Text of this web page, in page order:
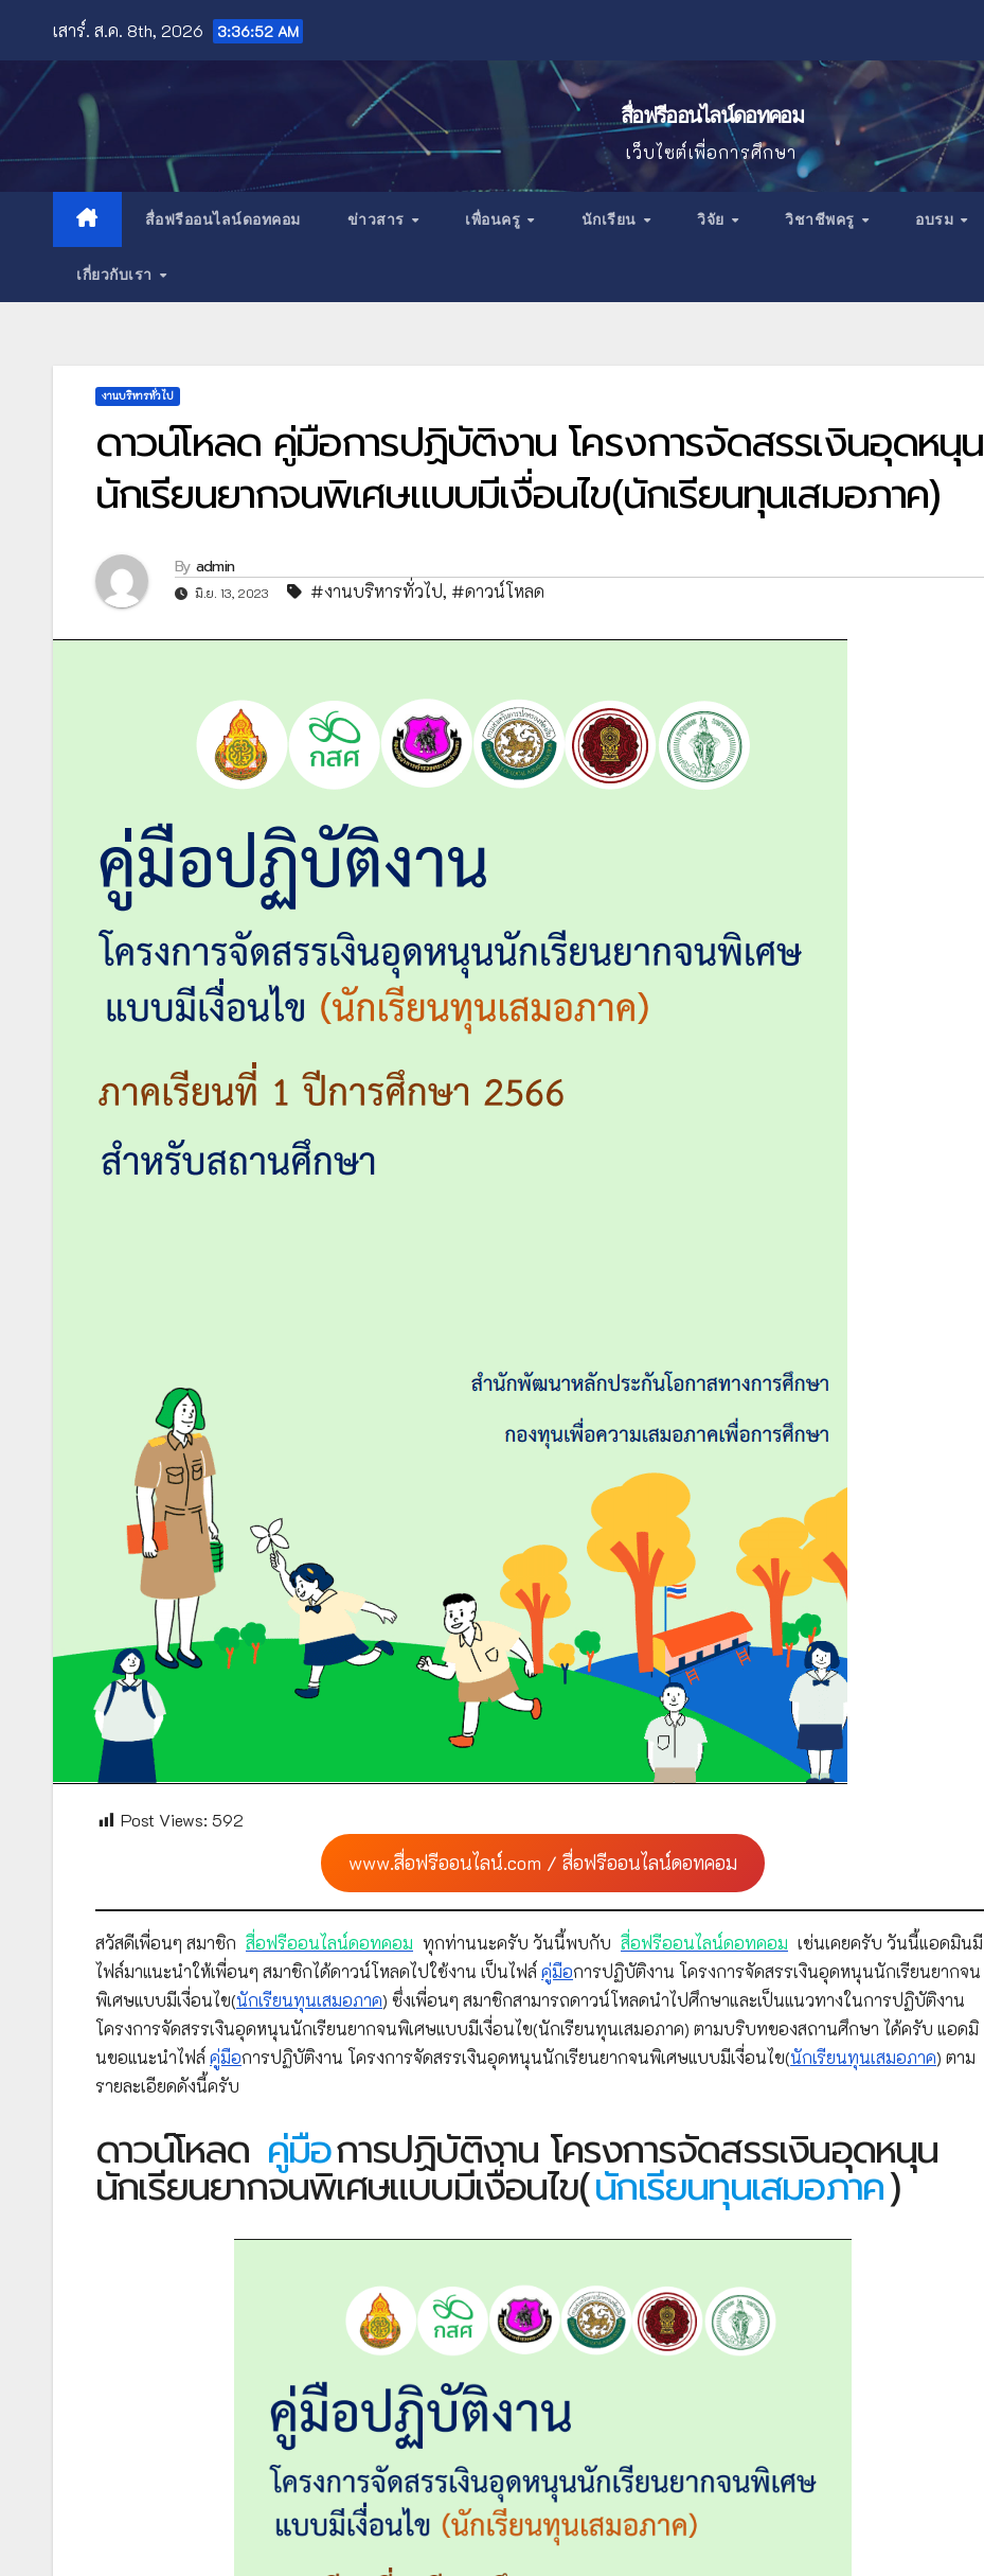
content
เสาร์. ส.ค. 8th, 2026 3:36:54 AM
สื่อฟรีออนไลน์ดอทคอม
เว็บไซต์เพื่อการศึกษา
สื่อฟรีออนไลน์ดอทคอม ข่าวสาร เพื่อนครู นักเรียน วิจัย วิชาชีพครู อบรม
เกี่ยวกับเรา
งานบริหารทั่วไป
ดาวน์โหลด คู่มือการปฏิบัติงาน โครงการจัดสรรเงินอุดหนุน
นักเรียนยากจนพิเศษแบบมีเงื่อนไข(นักเรียนทุนเสมอภาค)
By admin
มิ.ย. 13, 2023 #งานบริหารทั่วไป, #ดาวน์โหลด
Post Views: 592
www.สื่อฟรีออนไลน์.com / สื่อฟรีออนไลน์ดอทคอม
สวัสดีเพื่อนๆ สมาชิก สื่อฟรีออนไลน์ดอทคอม ทุกท่านนะครับ วันนี้พบกับ สื่อฟรีออนไลน์ดอทคอม เช่นเคยครับ วันนี้แอดมินมี
ไฟล์มาแนะนำให้เพื่อนๆ สมาชิกได้ดาวน์โหลดไปใช้งาน เป็นไฟล์ คู่มือการปฏิบัติงาน โครงการจัดสรรเงินอุดหนุนนักเรียนยากจน
พิเศษแบบมีเงื่อนไข(นักเรียนทุนเสมอภาค) ซึ่งเพื่อนๆ สมาชิกสามารถดาวน์โหลดนำไปศึกษาและเป็นแนวทางในการปฏิบัติงาน
โครงการจัดสรรเงินอุดหนุนนักเรียนยากจนพิเศษแบบมีเงื่อนไข(นักเรียนทุนเสมอภาค) ตามบริบทของสถานศึกษา ได้ครับ แอดมิ
นขอแนะนำไฟล์ คู่มือการปฏิบัติงาน โครงการจัดสรรเงินอุดหนุนนักเรียนยากจนพิเศษแบบมีเงื่อนไข(นักเรียนทุนเสมอภาค) ตาม
รายละเอียดดังนี้ครับ
ดาวน์โหลด คู่มือการปฏิบัติงาน โครงการจัดสรรเงินอุดหนุน
นักเรียนยากจนพิเศษแบบมีเงื่อนไข(นักเรียนทุนเสมอภาค)